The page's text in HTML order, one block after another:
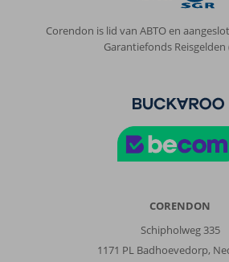
Corendon is lid van ABTO en
Garantiefonds Reisgelden
CORENDON
Schipholweg 335
1171 PL Badhoevedorp,